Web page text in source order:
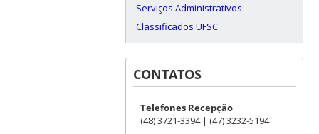
Serviços Administrativos
Classificados UFSC
CONTATOS
Telefones Recepção
(48) 3721-3394 | (47) 3232-5194